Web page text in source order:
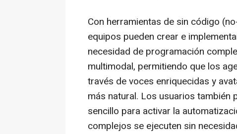
Con herramientas de sin código
equipos pueden crear e
necesidad de programación
multimodal, permitiendo que los
través de voces enriquecidas y
más natural. Los usuarios también
sencillo para activar la
complejos se ejecuten sin